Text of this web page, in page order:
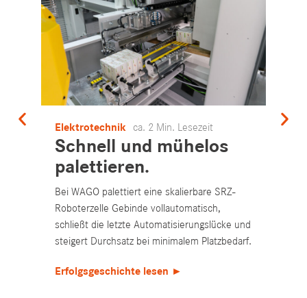
Elektrotechnik ca. 2 Min. Lesezeit
Schnell und mühelos
palettieren.
Bei WAGO palettiert eine skalierbare SRZ-
Roboterzelle Gebinde vollautomatisch,
schließt die letzte Automatisierungslücke und
steigert Durchsatz bei minimalem Platzbedarf.
Erfolgsgeschichte lesen ►